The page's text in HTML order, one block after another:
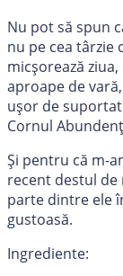
Nu pot să spun
nu pe cea târzie
micșorează
aproape de
ușor de
Cornul
Și pentru că m-
recent destul
parte dintre ele
gustoasă.
Ingrediente: